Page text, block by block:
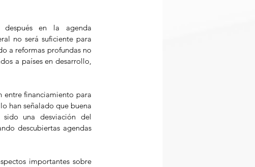
en la agenda
no será suficiente para
a reformas profundas no
a países en desarrollo,
entre financiamiento para
han señalado que buena
una desviación del
descubiertas agendas
importantes sobre